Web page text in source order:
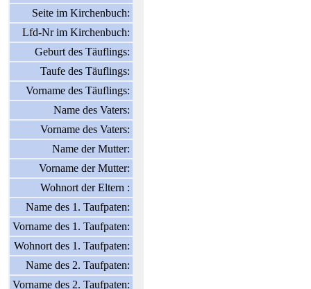
Seite im Kirchenbuch:
Lfd-Nr im Kirchenbuch:
Geburt des Täuflings:
Taufe des Täuflings:
Vorname des Täuflings:
Name des Vaters:
Vorname des Vaters:
Name der Mutter:
Vorname der Mutter:
Wohnort der Eltern :
Name des 1. Taufpaten:
Vorname des 1. Taufpaten:
Wohnort des 1. Taufpaten:
Name des 2. Taufpaten:
Vorname des 2. Taufpaten: